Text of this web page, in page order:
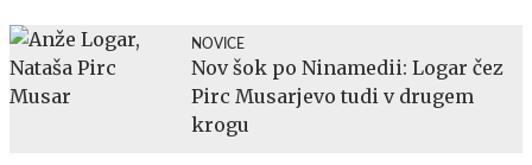
NOVICE
Nov šok po Ninamedii: Logar čez
Pirc Musarjevo tudi v drugem
krogu